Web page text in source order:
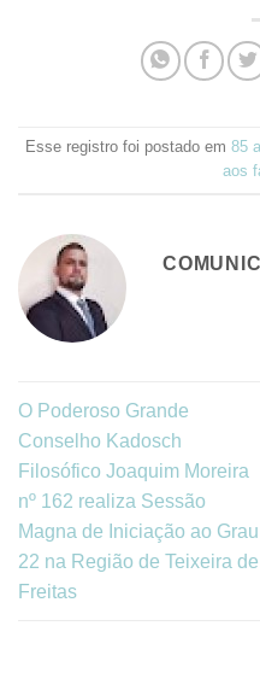
Esse registro foi postado em 85
aos
O Poderoso Grande
Conselho Kadosch
Filosófico Joaquim Moreira
nº 162 realiza Sessão
Magna de Iniciação ao Grau
22 na Região de Teixeira de
Freitas